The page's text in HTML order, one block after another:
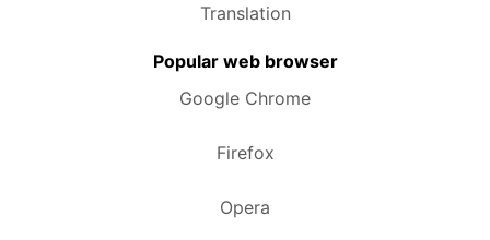
Translation
Popular web browser
Google Chrome
Firefox
Opera